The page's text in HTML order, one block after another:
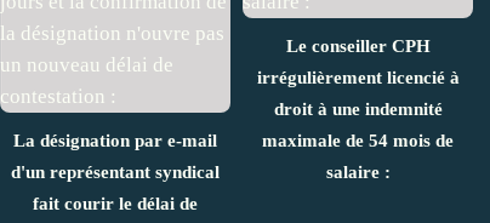
La désignation par e-mail
d'un représentant syndical
fait courir le délai de
Le conseiller CPH
irrégulièrement licencié à
droit à une indemnité
maximale de 54 mois de
salaire :